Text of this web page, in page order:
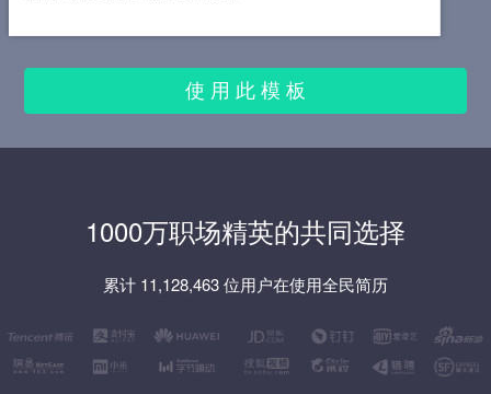
使 用 此 模 板
1000万职场精英的共同选择
累计 11,128,463 位用户在使用全民简历